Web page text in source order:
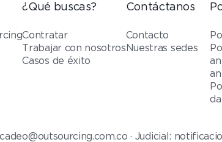
¿Qué buscas?
Contratar
Trabajar con nosotros
Casos de éxito
Contáctanos
Contacto
Nuestras sedes
· Judicial: